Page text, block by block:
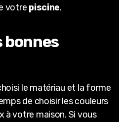
votre piscine.
bonnes
le matériau et la forme
de choisir les couleurs
à votre maison. Si vous